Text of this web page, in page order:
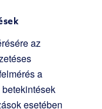
az
a
esetében